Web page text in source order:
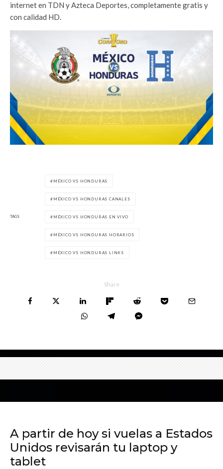
internet en TDN y Azteca Deportes, completamente gratis y
con calidad HD.
TAGS
MÉXICO VS HONDURAS
MÉXICO VS HONDURAS CANALES
MÉXICO VS HONDURAS EN VIVO
MÉXICO VS HONDURAS HORARIOS
MÉXICO VS HONDURAS LINKS
Share
A partir de hoy si vuelas a Estados
Unidos revisarán tu laptop y
tablet